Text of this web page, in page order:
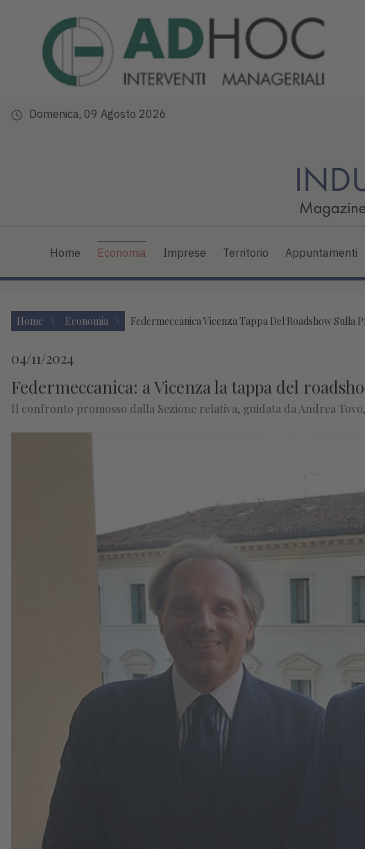
Domenica, 09 Agosto 2026
Home Economia Imprese Territorio Appuntamenti
Home Economia Federmeccanica Vicenza Tappa Del Roadshow Sulla
04/11/2024
Federmeccanica: a Vicenza la tappa del
Il confronto promosso dalla Sezione relativa, guidata da Andrea